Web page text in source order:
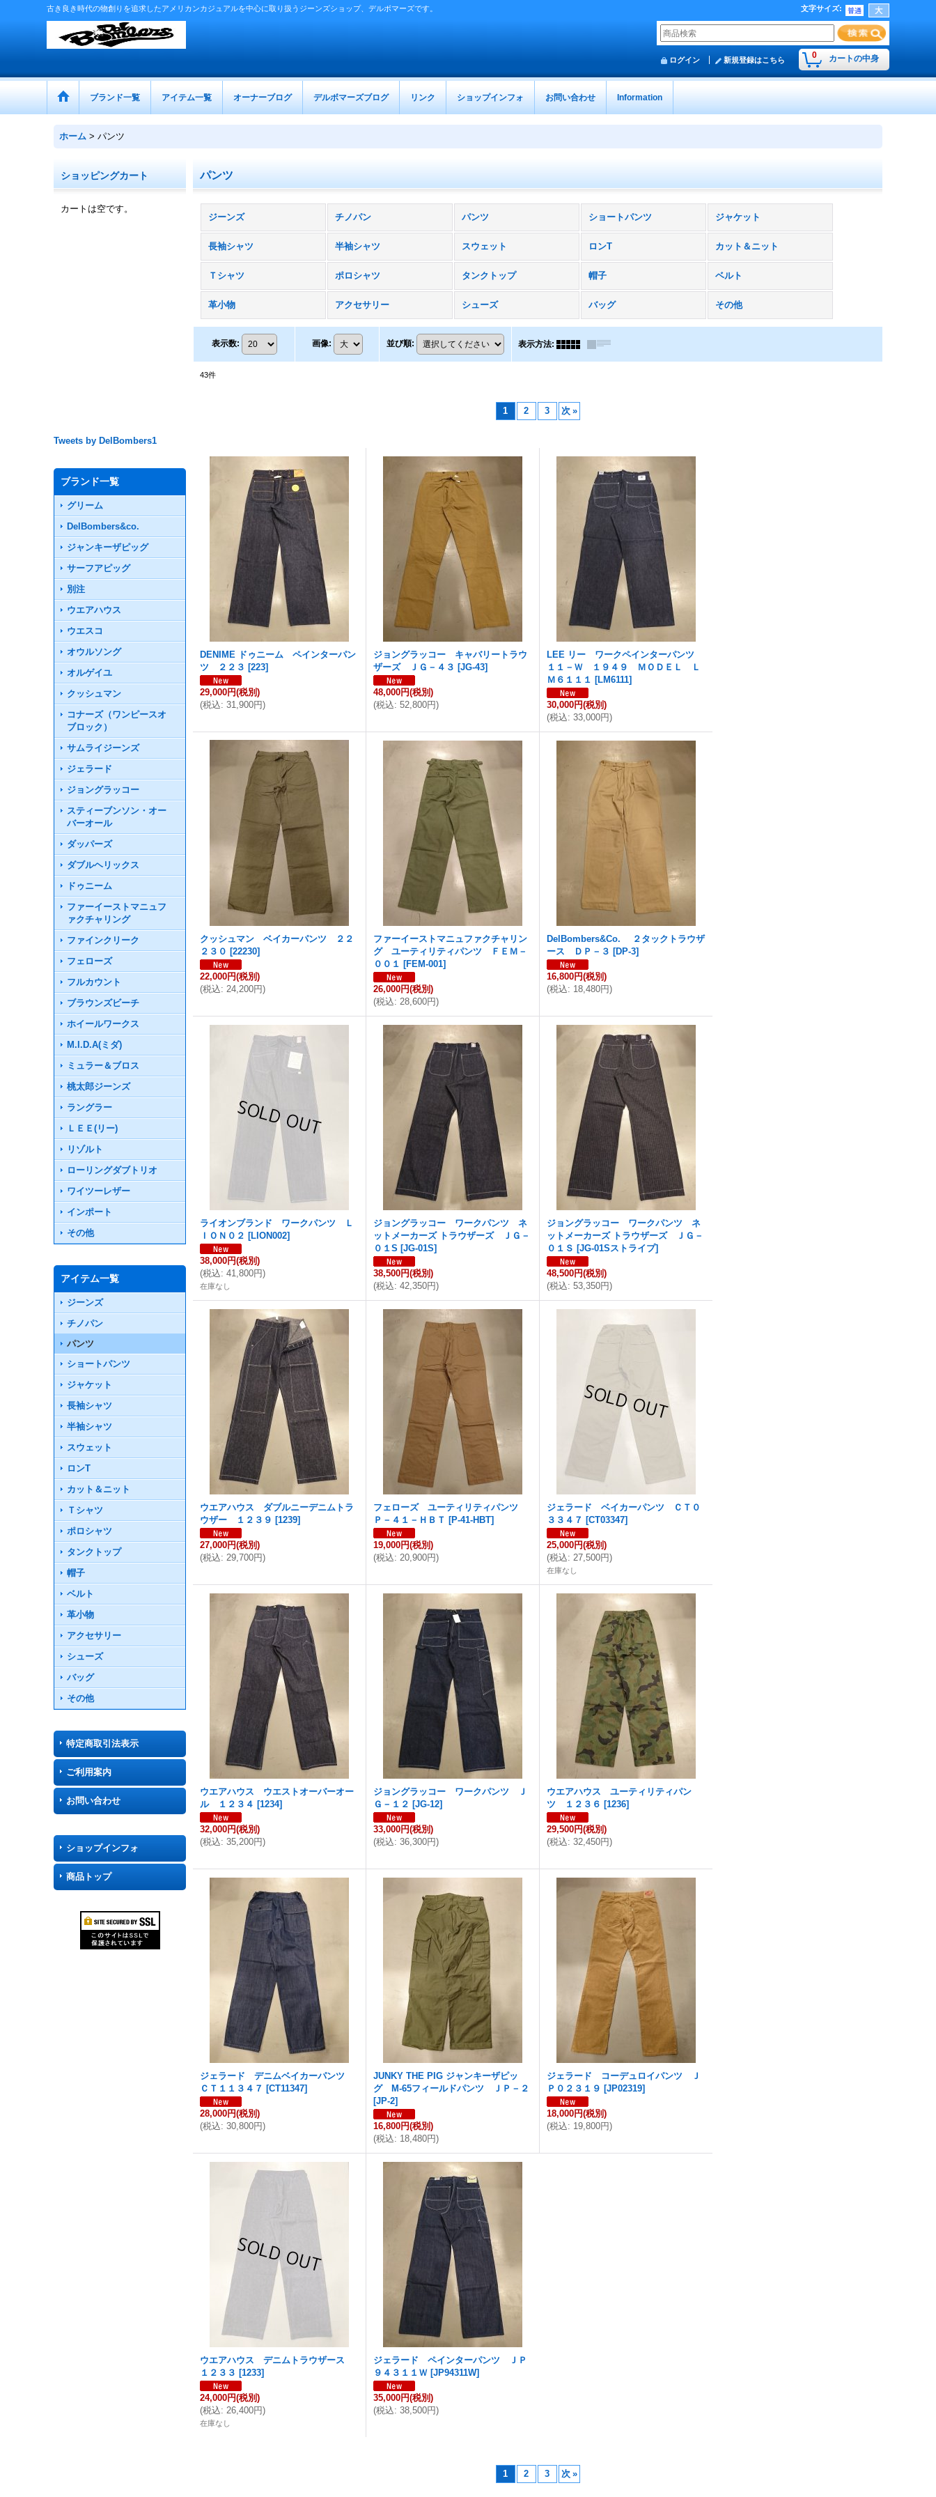
古き良き時代の物創りを追求したアメリカンカジュアルを中心に取り扱うジーンズショップ、デルボマーズです。 文字サイズ:
0 カートの中身
ログイン 新規登録はこちら
ブランド一覧 アイテム一覧 オーナーブログ デルボマーズブログ リンク ショップインフォ お問い合わせ Information
ホーム > パンツ
ショッピングカート
カートは空です。
Tweets by DelBombers1
ブランド一覧
グリーム
DelBombers&co.
ジャンキーザピッグ
サーフアピッグ
別注
ウエアハウス
ウエスコ
オウルソング
オルゲイユ
クッシュマン
コナーズ（ワンピースオ
ブロック）
サムライジーンズ
ジェラード
ジョングラッコー
スティーブンソン・オー
バーオール
ダッパーズ
ダブルヘリックス
ドゥニーム
ファーイーストマニュフ
ァクチャリング
ファインクリーク
フェローズ
フルカウント
ブラウンズビーチ
ホイールワークス
M.I.D.A(ミダ)
ミュラー＆ブロス
桃太郎ジーンズ
ラングラー
ＬＥＥ(リー)
リゾルト
ローリングダブトリオ
ワイツーレザー
インポート
その他
アイテム一覧
ジーンズ
チノパン
パンツ
ショートパンツ
ジャケット
長袖シャツ
半袖シャツ
スウェット
ロンT
カット＆ニット
Ｔシャツ
ポロシャツ
タンクトップ
帽子
ベルト
革小物
アクセサリー
シューズ
バッグ
その他
特定商取引法表示
ご利用案内
お問い合わせ
ショップインフォ
商品トップ
パンツ
ジーンズ チノパン パンツ ショートパンツ ジャケット
長袖シャツ 半袖シャツ スウェット ロンT カット＆ニット
Ｔシャツ ポロシャツ タンクトップ 帽子 ベルト
革小物 アクセサリー シューズ バッグ その他
表示数: 画像: 並び順: 表示方法:
43件
1 2 3 次 »
DENIME ドゥニーム ペインターパン
ツ ２２３ [223]
29,000円(税別)
(税込: 31,900円)
ジョングラッコー キャバリートラウ
ザーズ ＪＧ－４３ [JG-43]
48,000円(税別)
(税込: 52,800円)
LEE リー ワークペインターパンツ
１１－Ｗ １９４９ ＭＯＤＥＬ Ｌ
Ｍ６１１１ [LM6111]
30,000円(税別)
(税込: 33,000円)
クッシュマン ベイカーパンツ ２２
２３０ [22230]
22,000円(税別)
(税込: 24,200円)
ファーイーストマニュファクチャリン
グ ユーティリティパンツ ＦＥＭ－
００１ [FEM-001]
26,000円(税別)
(税込: 28,600円)
DelBombers&Co. ２タックトラウザ
ース ＤＰ－３ [DP-3]
16,800円(税別)
(税込: 18,480円)
ライオンブランド ワークパンツ Ｌ
ＩＯＮ０２ [LION002]
38,000円(税別)
(税込: 41,800円)
在庫なし
ジョングラッコー ワークパンツ ネ
ットメーカーズ トラウザーズ ＪＧ－
０１S [JG-01S]
38,500円(税別)
(税込: 42,350円)
ジョングラッコー ワークパンツ ネ
ットメーカーズ トラウザーズ ＪＧ－
０１Ｓ [JG-01Sストライプ]
48,500円(税別)
(税込: 53,350円)
ウエアハウス ダブルニーデニムトラ
ウザー １２３９ [1239]
27,000円(税別)
(税込: 29,700円)
フェローズ ユーティリティパンツ
Ｐ－４１－ＨＢＴ [P-41-HBT]
19,000円(税別)
(税込: 20,900円)
ジェラード ベイカーパンツ ＣＴ０
３３４７ [CT03347]
25,000円(税別)
(税込: 27,500円)
在庫なし
ウエアハウス ウエストオーバーオー
ル １２３４ [1234]
32,000円(税別)
(税込: 35,200円)
ジョングラッコー ワークパンツ Ｊ
Ｇ－１２ [JG-12]
33,000円(税別)
(税込: 36,300円)
ウエアハウス ユーティリティパン
ツ １２３６ [1236]
29,500円(税別)
(税込: 32,450円)
ジェラード デニムベイカーパンツ
ＣＴ１１３４７ [CT11347]
28,000円(税別)
(税込: 30,800円)
JUNKY THE PIG ジャンキーザピッ
グ M-65フィールドパンツ ＪＰ－２
[JP-2]
16,800円(税別)
(税込: 18,480円)
ジェラード コーデュロイパンツ Ｊ
Ｐ０２３１９ [JP02319]
18,000円(税別)
(税込: 19,800円)
ウエアハウス デニムトラウザース
１２３３ [1233]
24,000円(税別)
(税込: 26,400円)
在庫なし
ジェラード ペインターパンツ ＪＰ
９４３１１Ｗ [JP94311W]
35,000円(税別)
(税込: 38,500円)
1 2 3 次 »